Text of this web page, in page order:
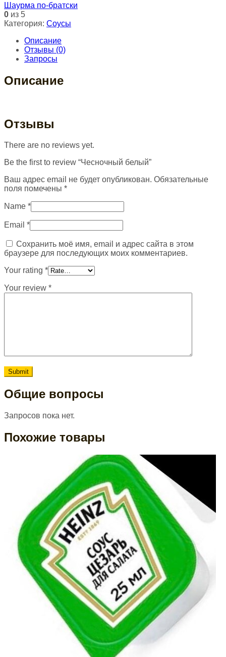
Шаурма по-братски
0 из 5
Категория: Соусы
Описание
Отзывы (0)
Запросы
Описание
Отзывы
There are no reviews yet.
Be the first to review “Чесночный белый”
Ваш адрес email не будет опубликован. Обязательные
поля помечены *
Name *
Email *
Сохранить моё имя, email и адрес сайта в этом
браузере для последующих моих комментариев.
Your rating *
Your review *
Общие вопросы
Запросов пока нет.
Похожие товары